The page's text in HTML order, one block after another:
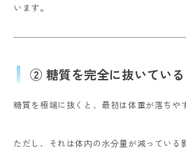
います。
② 糖質を完全に抜いている
糖質を極端に抜くと、最初は体重が落ちや
ただし、それは体内の水分量が減っている